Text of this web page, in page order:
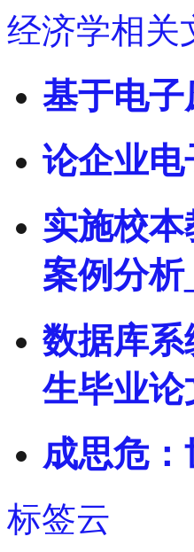
经济学相关
基于电
论企业
实施校
案例分
数据库
生毕业论
成思危
标签云